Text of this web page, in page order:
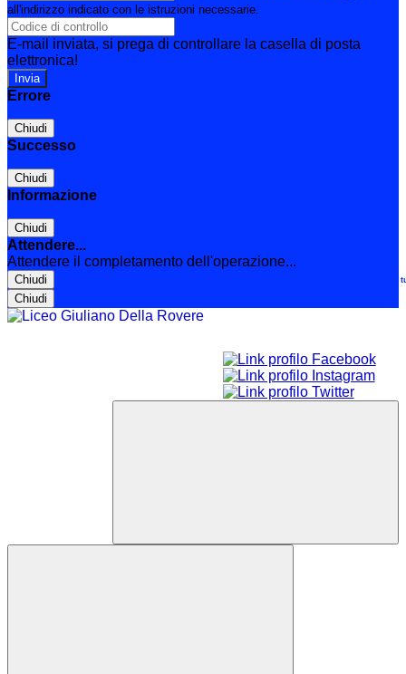
all'indirizzo indicato con le istruzioni necessarie.
E-mail inviata, si prega di controllare la casella di posta
elettronica!
Errore
Chiudi
Successo
Chiudi
Informazione
Chiudi
Attendere...
Attendere il completamento dell'operazione...
Chiudi
Chiudi
Le